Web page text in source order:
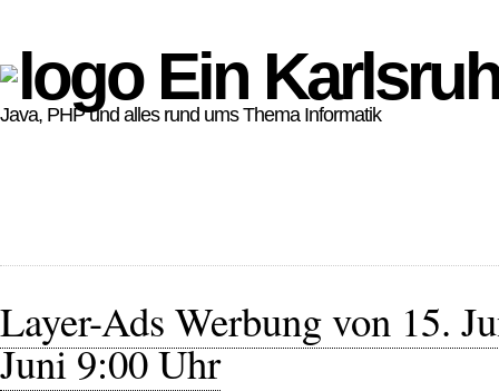
Ein
Java, PHP und alles rund ums Thema Informatik
Layer-Ads Werbung von 15.
Juni 9:00 Uhr